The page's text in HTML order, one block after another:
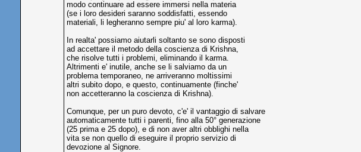
modo continuare ad essere immersi nella materia
(se i loro desideri saranno soddisfatti, essendo
materiali, li legheranno sempre piu' al loro karma).
In realta' possiamo aiutarli soltanto se sono disposti
ad accettare il metodo della coscienza di Krishna,
che risolve tutti i problemi, eliminando il karma.
Altrimenti e' inutile, anche se li salviamo da un
problema temporaneo, ne arriveranno moltissimi
altri subito dopo, e questo, continuamente (finche'
non accetteranno la coscienza di Krishna).
Comunque, per un puro devoto, c'e' il vantaggio di salvare
automaticamente tutti i parenti, fino alla 50° generazione
(25 prima e 25 dopo), e di non aver altri obblighi nella
vita se non quello di eseguire il proprio servizio di
devozione al Signore.